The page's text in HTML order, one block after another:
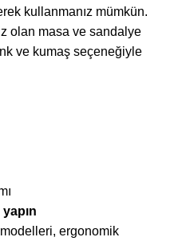
kullanmanız mümkün.
olan masa ve sandalye
ve kumaş seçeneğiyle
ergonomik